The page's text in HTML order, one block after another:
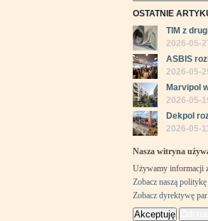
OSTATNIE
TIM z
2026-05-
ASBIS
2026-05-
Marvipol
2026-05-
Dekpol
2026-05-
Nasza witryna
Używamy informacji
Zobacz naszą
Zobacz dyrektywę
Akceptuję